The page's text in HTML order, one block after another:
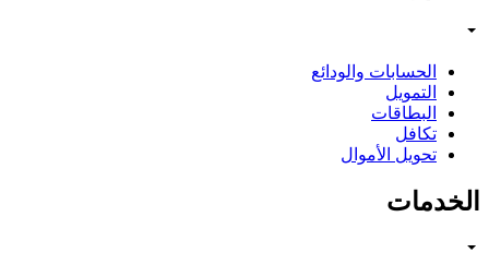
الحسابات والودائع
التمويل
البطاقات
تكافل
تحويل الأموال
الخدمات